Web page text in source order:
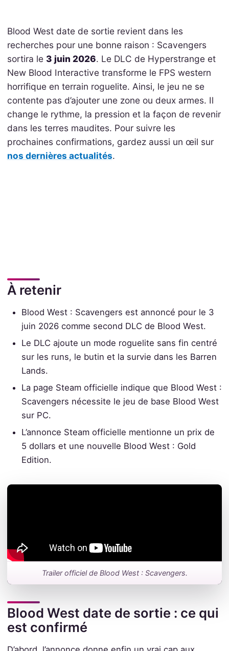
Blood West date de sortie revient dans les
recherches pour une bonne raison : Scavengers
sortira le 3 juin 2026. Le DLC de Hyperstrange et
New Blood Interactive transforme le FPS western
horrifique en terrain roguelite. Ainsi, le jeu ne se
contente pas d’ajouter une zone ou deux armes. Il
change le rythme, la pression et la façon de revenir
dans les terres maudites. Pour suivre les
prochaines confirmations, gardez aussi un œil sur
nos dernières actualités.
À retenir
Blood West : Scavengers est annoncé pour le 3
juin 2026 comme second DLC de Blood West.
Le DLC ajoute un mode roguelite sans fin centré
sur les runs, le butin et la survie dans les Barren
Lands.
La page Steam officielle indique que Blood West :
Scavengers nécessite le jeu de base Blood West
sur PC.
L’annonce Steam officielle mentionne un prix de
5 dollars et une nouvelle Blood West : Gold
Edition.
Trailer officiel de Blood West : Scavengers.
Blood West date de sortie : ce qui
est confirmé